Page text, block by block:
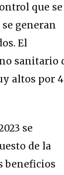
que se
generan
El
sanitario
altos por
se
de la
beneficios